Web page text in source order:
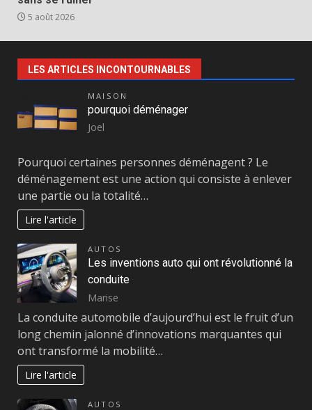
5 août 2026
LES ARTICLES INCONTOURNABLES
MAISON
pourquoi déménager
Joel
Pourquoi certaines personnes déménagent ? Le
déménagement est une action qui consiste à enlever
une partie ou la totalité…
Lire l'article
AUTOS
Les inventions auto qui ont révolutionné la
conduite
Marise
La conduite automobile d’aujourd’hui est le fruit d’un
long chemin jalonné d’innovations marquantes qui
ont transformé la mobilité…
Lire l'article
AUTOS